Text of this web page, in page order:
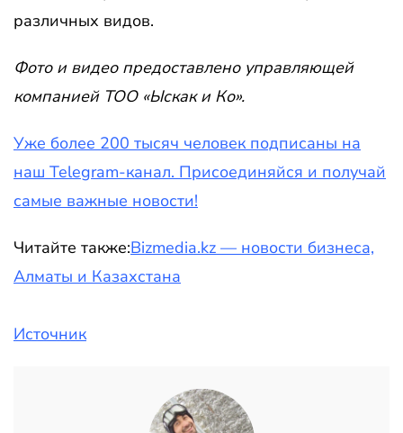
различных видов.
Фото и видео предоставлено управляющей
компанией ТОО «Ыскак и Ко».
Уже более 200 тысяч человек подписаны на
наш Telegram-канал. Присоединяйся и получай
самые важные новости!
Читайте также:Bizmedia.kz — новости бизнеса,
Алматы и Казахстана
Источник